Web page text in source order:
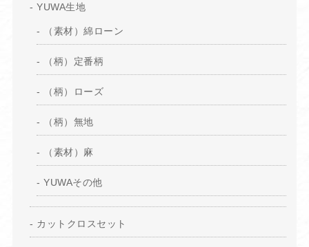
YUWA生地
（素材）綿ローン
（柄）定番柄
（柄）ローズ
（柄）無地
（素材）麻
YUWAその他
カットクロスセット